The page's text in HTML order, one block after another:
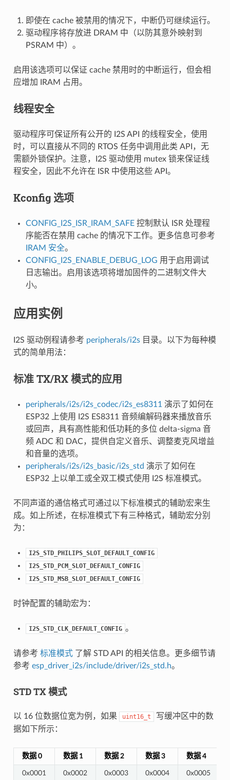
即使在 cache 被禁用的情况下，中断仍可继续运行。
驱动程序将存放进 DRAM 中（以防其意外映射到
PSRAM 中）。
启用该选项可以保证 cache 禁用时的中断运行，但会相
应增加 IRAM 占用。
线程安全
驱动程序可保证所有公开的 I2S API 的线程安全，使用
时，可以直接从不同的 RTOS 任务中调用此类 API，无
需额外锁保护。注意，I2S 驱动使用 mutex 锁来保证线
程安全，因此不允许在 ISR 中使用这些 API。
Kconfig 选项
CONFIG_I2S_ISR_IRAM_SAFE控制默认 ISR 处理程
序能否在禁用 cache 的情况下工作。更多信息可参考
IRAM 安全。
CONFIG_I2S_ENABLE_DEBUG_LOG 用于启用调试
日志输出。启用该选项将增加固件的二进制文件大
小。
应用实例
I2S 驱动例程请参考 peripherals/i2s目录。以下为每种模
式的简单用法：
标准 TX/RX 模式的应用
peripherals/i2s/i2s_codec/i2s_es8311 演示了如何在
ESP32 上使用 I2S ES8311 音频编解码器来播放音乐
或回声，具有高性能和低功耗的多位 delta-sigma 音
频 ADC 和 DAC，提供自定义音乐、调整麦克风增益
和音量的选项。
peripherals/i2s/i2s_basic/i2s_std 演示了如何在
ESP32 上以单工或全双工模式使用 I2S 标准模式。
不同声道的通信格式可通过以下标准模式的辅助宏来生
成。如上所述，在标准模式下有三种格式，辅助宏分别
为：
I2S_STD_PHILIPS_SLOT_DEFAULT_CONFIG
I2S_STD_PCM_SLOT_DEFAULT_CONFIG
I2S_STD_MSB_SLOT_DEFAULT_CONFIG
时钟配置的辅助宏为：
I2S_STD_CLK_DEFAULT_CONFIG 。
请参考 标准模式了解 STD API 的相关信息。更多细节请
参考 esp_driver_i2s/include/driver/i2s_std.h。
STD TX 模式
以 16 位数据位宽为例，如果 uint16_t
写缓冲区中的数
据如下所示：
数据 0 数据 1 数据 2 数据 3 数据 4
0x0001 0x0002 0x0003 0x0004 0x0005